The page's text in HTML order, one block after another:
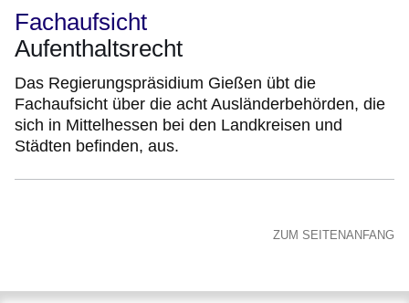
Fachaufsicht
Aufenthaltsrecht
Das Regierungspräsidium Gießen übt die
Fachaufsicht über die acht Ausländerbehörden, die
sich in Mittelhessen bei den Landkreisen und
Städten befinden, aus.
ZUM SEITENANFANG